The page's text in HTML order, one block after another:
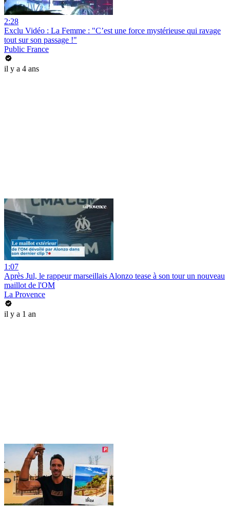
2:28
Exclu Vidéo : La Femme : "C’est une force mystérieuse qui ravage
tout sur son passage !"
Public France
il y a 4 ans
1:07
Après Jul, le rappeur marseillais Alonzo tease à son tour un nouveau
maillot de l'OM
La Provence
il y a 1 an